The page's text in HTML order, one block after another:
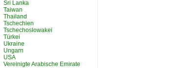
Sri Lanka
Taiwan
Thailand
Tschechien
Tschechoslowakei
Türkei
Ukraine
Ungarn
USA
Vereinigte Arabische Emirate